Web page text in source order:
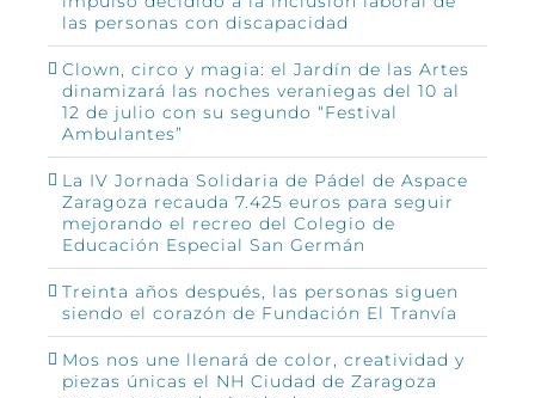
las personas con discapacidad
Clown, circo y magia: el Jardín de las Artes
dinamizará las noches veraniegas del 10 al
12 de julio con su segundo “Festival
Ambulantes”
La IV Jornada Solidaria de Pádel de Aspace
Zaragoza recauda 7.425 euros para seguir
mejorando el recreo del Colegio de
Educación Especial San Germán
Treinta años después, las personas siguen
siendo el corazón de Fundación El Tranvía
Mos nos une llenará de color, creatividad y
piezas únicas el NH Ciudad de Zaragoza